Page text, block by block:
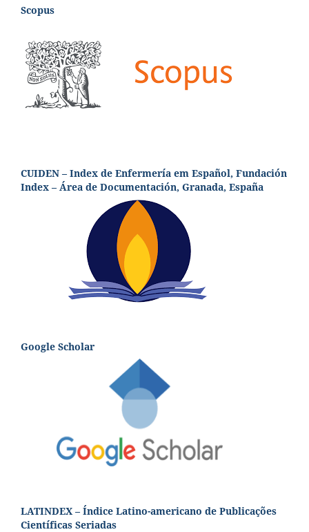
Scopus
CUIDEN – Index de Enfermería em Español, Fundación
Index – Área de Documentación, Granada, España
Google Scholar
LATINDEX – Índice Latino-americano de Publicações
Científicas Seriadas